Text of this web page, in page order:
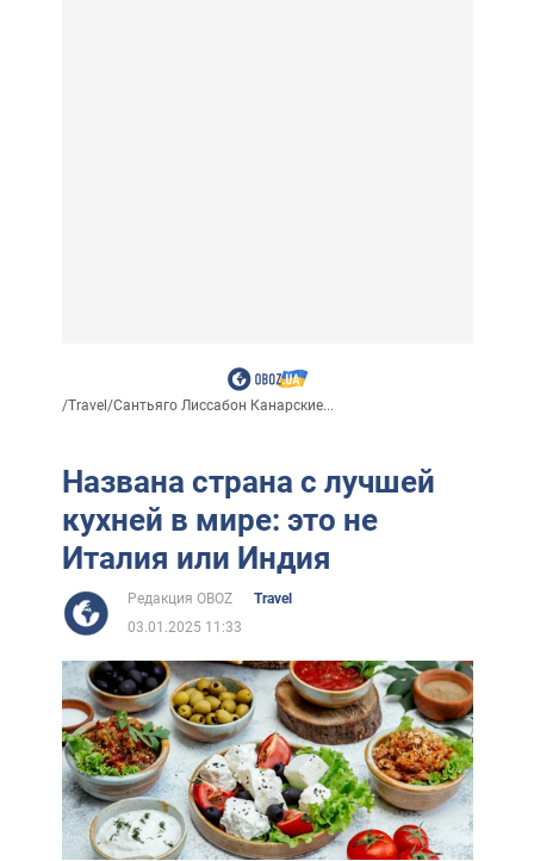
/Travel /Сантьяго Лиссабон Канарские...
Названа страна с лучшей
кухней в мире: это не
Италия или Индия
Редакция OBOZ
Travel
03.01.2025 11:33